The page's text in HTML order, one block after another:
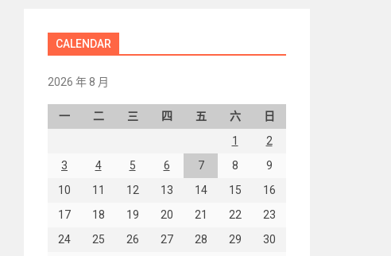
CALENDAR
2026 年 8 月
一 二 三 四 五 六
日
1
2
3
4 5 6 7 8
9
10
11 12 13 14 15
16
17
18 19 20 21 22
23
24
25 26 27 28 29
30